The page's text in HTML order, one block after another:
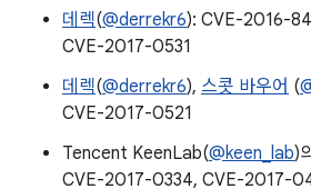
데렉(@derrekr6): CVE-2016-
CVE-2017-0531
데렉(@derrekr6), 스콧 바우어 (
CVE-2017-0521
Tencent KeenLab(@keen_lab)
CVE-2017-0334, CVE-2017-